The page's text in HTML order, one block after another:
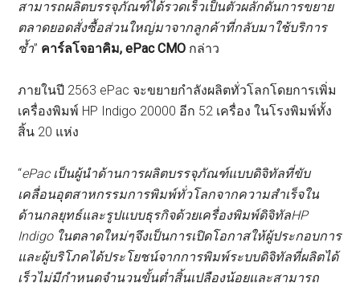
สามารถผลิตบรรจุภัณฑ์ได้รวดเร็วเป็นตัวผลักดันการขยาย
ตลาดยอดสั่งซื้อส่วนใหญ่มาจากลูกค้าที่กลับมาใช้บริการ
ซ้ำ” คาร์ลโจอาคิม, ePac CMO กล่าว
ภายในปี 2563 ePac จะขยายกำลังผลิตทั่วโลกโดยการเพิ่ม
เครื่องพิมพ์ HP Indigo 20000 อีก 52 เครื่อง ในโรงพิมพ์ทั้ง
สิ้น 20 แห่ง
“ePac เป็นผู้นำด้านการผลิตบรรจุภัณฑ์แบบดิจิทัลที่ขับ
เคลื่อนอุตสาหกรรมการพิมพ์ทั่วโลกจากความสำเร็จใน
ด้านกลยุทธ์และรูปแบบธุรกิจด้วยเครื่องพิมพ์ดิจิทัลHP
Indigo ในตลาดใหม่ๆจึงเป็นการเปิดโอกาสให้ผู้ประกอบการ
และผู้บริโภคได้ประโยชน์จากการพิมพ์ระบบดิจิทัลที่ผลิตได้
เร็วไม่มีกำหนดจำนวนขั้นต่ำสิ้นเปลืองน้อยและสามารถ